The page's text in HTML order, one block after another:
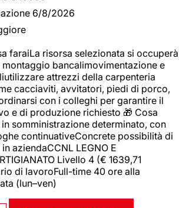
6/8/2026
faraiLa risorsa selezionata si occuperà
bancalimovimentazione e
attrezzi della carpenteria
cacciaviti, avvitatori, piedi di porco,
con i colleghi per garantire il
e di produzione richiesto 🎁 Cosa
somministrazione determinato, con
continuativeConcrete possibilità di
aziendaCCNL LEGNO E
Livello 4 (€ 1639,71
di lavoroFull-time 40 ore alla
(lun–ven)